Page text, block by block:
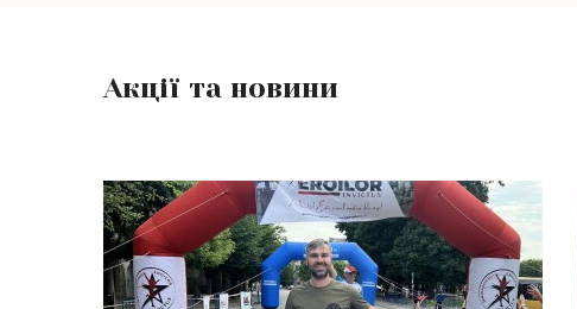
Акції та новини
Докладніше